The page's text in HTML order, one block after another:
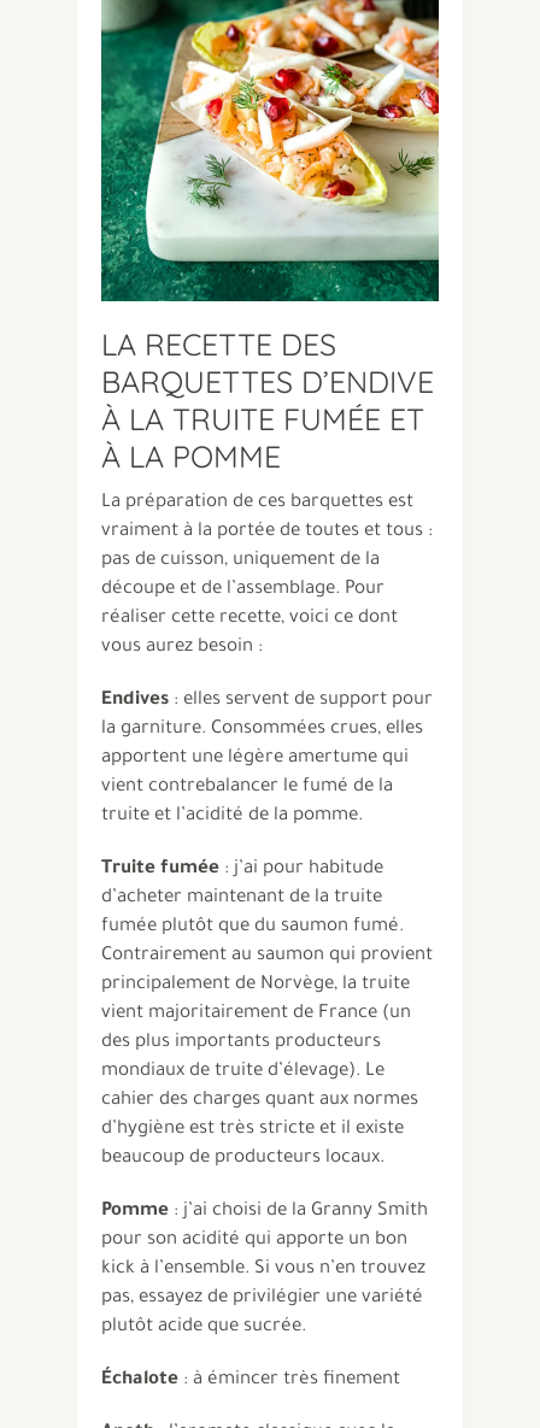
LA RECETTE DES
BARQUETTES D’ENDIVE
À LA TRUITE FUMÉE ET
À LA POMME
La préparation de ces barquettes est
vraiment à la portée de toutes et tous :
pas de cuisson, uniquement de la
découpe et de l’assemblage. Pour
réaliser cette recette, voici ce dont
vous aurez besoin :
Endives : elles servent de support pour
la garniture. Consommées crues, elles
apportent une légère amertume qui
vient contrebalancer le fumé de la
truite et l’acidité de la pomme.
Truite fumée : j’ai pour habitude
d’acheter maintenant de la truite
fumée plutôt que du saumon fumé.
Contrairement au saumon qui provient
principalement de Norvège, la truite
vient majoritairement de France (un
des plus importants producteurs
mondiaux de truite d’élevage). Le
cahier des charges quant aux normes
d’hygiène est très stricte et il existe
beaucoup de producteurs locaux.
Pomme : j’ai choisi de la Granny Smith
pour son acidité qui apporte un bon
kick à l’ensemble. Si vous n’en trouvez
pas, essayez de privilégier une variété
plutôt acide que sucrée.
Échalote : à émincer très finement